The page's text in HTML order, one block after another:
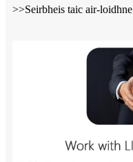
>>Seirbheis taic air-loidhne